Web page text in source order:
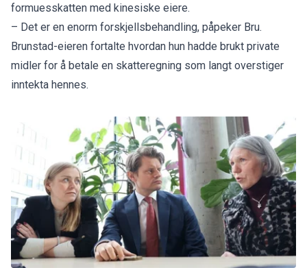
formuesskatten med kinesiske eiere.
– Det er en enorm forskjellsbehandling, påpeker Bru.
Brunstad-eieren fortalte hvordan hun hadde brukt private
midler for å betale en skatteregning som langt overstiger
inntekta hennes.